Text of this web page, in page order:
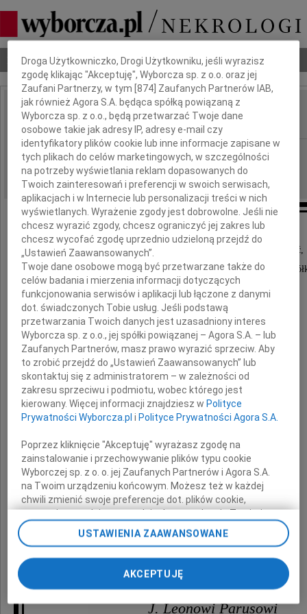
Nekrologi Odeszli Poradnik pogrzebowy
IMIĘ I NAZWISKO: Ala Parusowa
REGION: Warszawa
DATA EMISJI: 13.08.2009
Z głębokim smutkiem przyjęliśmy wiadomość,
że 10 sierpnia 2009 roku odeszła nasza
Ala Parusowa
wyrazy głębokiego współczucia
oraz słowa otuchy
przekazujemy
drogiemu prof. dr. hab.
J. Leonowi Parusowi
Dbamy o Twoją prywatność
Droga Użytkowniczko, Drogi Użytkowniku, jeśli wyrazisz
zgodę klikając "Akceptuję", Wyborcza sp. z o.o. oraz jej
Zaufani Partnerzy, w tym [874 ] Zaufanych Partnerów IAB,
jak również Agora S.A. będąca spółką powiązaną z
Wyborcza sp. z o.o., będą przetwarzać Twoje dane
osobowe takie jak adresy IP, adresy e-mail czy
identyfikatory plików cookie lub inne informacje zapisane w
tych plikach do celów marketingowych, w szczególności
na potrzeby wyświetlania reklam dopasowanych do
Twoich zainteresowań i preferencji w swoich serwisach,
aplikacjach i w Internecie lub personalizacji treści w nich
wyświetlanych. Wyrażenie zgody jest dobrowolne. Jeśli nie
chcesz wyrazić zgody, chcesz ograniczyć jej zakres lub
chcesz wycofać zgodę uprzednio udzieloną przejdź do
„Ustawień Zaawansowanych”.
Twoje dane osobowe mogą być przetwarzane także do
celów badania i mierzenia informacji dotyczących
funkcjonowania serwisów i aplikacji lub łączone z danymi
dot. świadczonych Tobie usług. Jeśli podstawą
przetwarzania Twoich danych jest uzasadniony interes
Wyborcza sp. z o.o., jej spółki powiązanej – Agora S.A. – lub
Zaufanych Partnerów, masz prawo wyrazić sprzeciw. Aby
to zrobić przejdź do „Ustawień Zaawansowanych” lub
skontaktuj się z administratorem – w zależności od
zakresu sprzeciwu i podmiotu, wobec którego jest
kierowany. Więcej informacji znajdziesz w Polityce
Prywatności Wyborcza.pl i Polityce Prywatności Agora S.A.
Poprzez kliknięcie "Akceptuję" wyrażasz zgodę na
zainstalowanie i przechowywanie plików typu cookie
Wyborczej sp. z o. o. jej Zaufanych Partnerów i Agora S.A.
na Twoim urządzeniu końcowym. Możesz też w każdej
chwili zmienić swoje preferencje dot. plików cookie,
ponownie wywołując narzędzie do zarządzania Twoimi
preferencjami dot. przetwarzania danych poprzez
odnośnik „Ustawienia prywatności” w stopce serwisu i
Zmiana ustawień plików cookie możliwa jest także za
pomocą ustawień przeglądarki.
My, nasi Zaufani Partnerzy i Agora S.A. możemy
USTAWIENIA ZAAWANSOWANE
AKCEPTUJĘ